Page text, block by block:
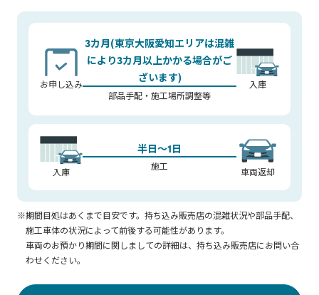
お申し込み
3カ月(東京大阪愛知エリアは混雑
により3カ月以上かかる場合がご
ざいます)
部品手配・施工場所調整等
入庫
入庫
半日～1日
施工 車両返却
※期間目処はあくまで目安です。持ち込み販売店の混雑状況や部品手配、
施工車体の状況によって前後する可能性があります。
車両のお預かり期間に関しましての詳細は、持ち込み販売店にお問い合
わせください。